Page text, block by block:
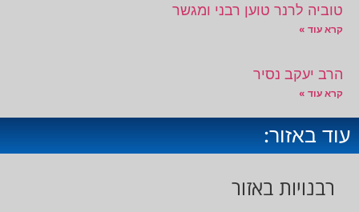
טוביה לרנר טוען רבני ומגשר
קרא עוד »
הרב יעקב נסיר
קרא עוד »
עוד באזור:
רבנויות באזור